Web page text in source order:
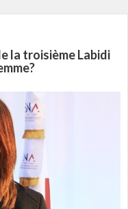
la troisième Labidi